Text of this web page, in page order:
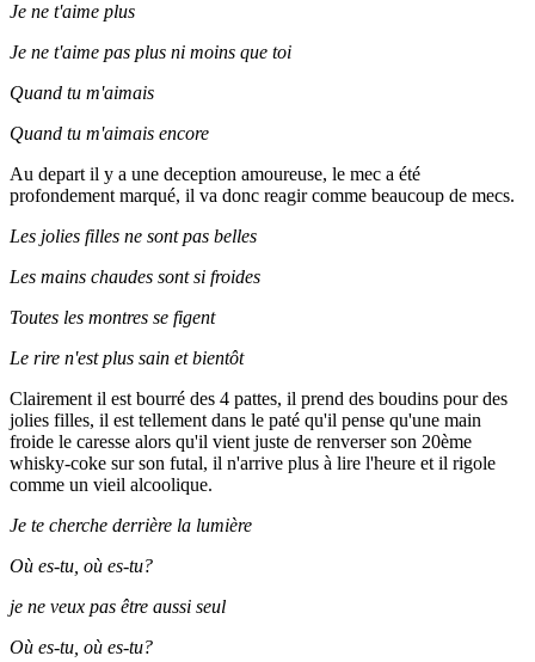
Je ne t'aime plus
Je ne t'aime pas plus ni moins que toi
Quand tu m'aimais
Quand tu m'aimais encore
Au depart il y a une deception amoureuse, le mec a été
profondement marqué, il va donc reagir comme beaucoup de mecs.
Les jolies filles ne sont pas belles
Les mains chaudes sont si froides
Toutes les montres se figent
Le rire n'est plus sain et bientôt
Clairement il est bourré des 4 pattes, il prend des boudins pour des
jolies filles, il est tellement dans le paté qu'il pense qu'une main
froide le caresse alors qu'il vient juste de renverser son 20ème
whisky-coke sur son futal, il n'arrive plus à lire l'heure et il rigole
comme un vieil alcoolique.
Je te cherche derrière la lumière
Où es-tu, où es-tu?
je ne veux pas être aussi seul
Où es-tu, où es-tu?